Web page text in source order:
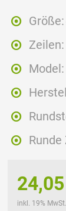
Größe:
Zeilen:
Model:
Runde
inkl. 19% MwSt.